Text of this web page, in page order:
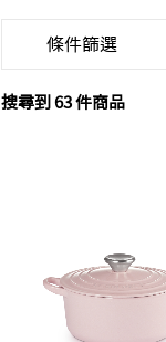
條件篩選
搜尋到 63 件商品